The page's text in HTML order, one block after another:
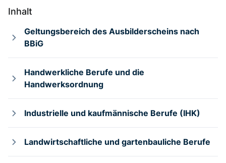
Inhalt
Geltungsbereich des Ausbilderscheins nach
BBiG
Handwerkliche Berufe und die
Handwerksordnung
Industrielle und kaufmännische Berufe (IHK)
Landwirtschaftliche und gartenbauliche Berufe